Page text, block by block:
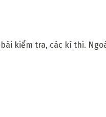
kiểm tra, các kì thi.